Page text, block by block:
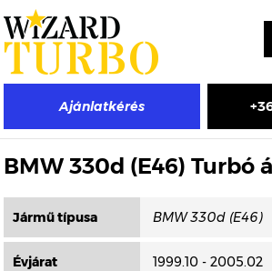
AjánlatkérésMásik típus választása
BMW 330d (E46) Turbó
Jármű típusa
Évjárat 1999.10 - 2005.02